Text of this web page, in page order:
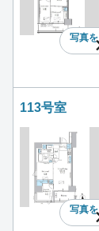
写真を
113号室
写真を